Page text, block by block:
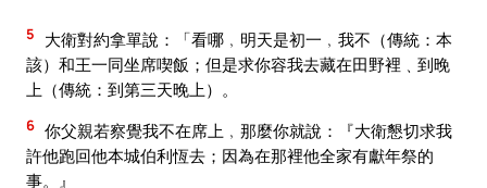
5
大衛對約拿單說：「看哪﹐明天是初一﹐我不（傳統：本
該）和王一同坐席喫飯；但是求你容我去藏在田野裡﹑到晚
上（傳統：到第三天晚上）。
6 你父親若察覺我不在席上﹐那麼你就說：『大衛懇切求我
許他跑回他本城伯利恆去；因為在那裡他全家有獻年祭的
事。』